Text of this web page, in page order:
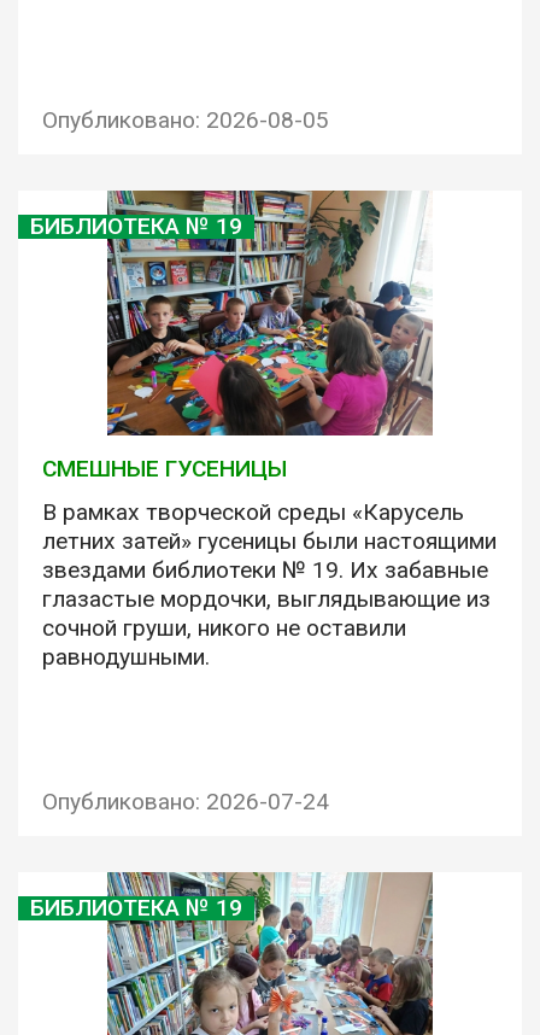
Опубликовано: 2026-08-05
БИБЛИОТЕКА № 19
СМЕШНЫЕ ГУСЕНИЦЫ
В рамках творческой среды «Карусель
летних затей» гусеницы были настоящими
звездами библиотеки № 19. Их забавные
глазастые мордочки, выглядывающие из
сочной груши, никого не оставили
равнодушными.
Опубликовано: 2026-07-24
БИБЛИОТЕКА № 19